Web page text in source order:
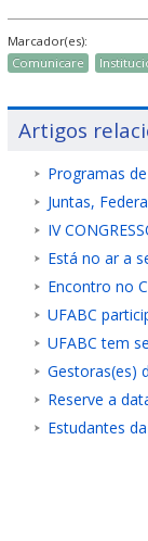
Marcador(es):
Comunicare
Artigos
Programas
Juntas,
IV
Está no ar a
Encontro no
UFABC
UFABC tem
Gestoras(es)
Reserve a
Estudantes